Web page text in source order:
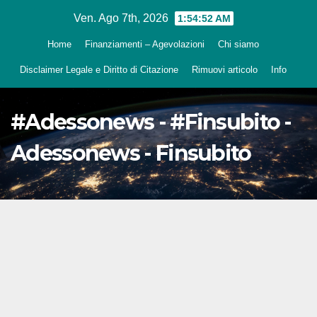
Ven. Ago 7th, 2026 1:54:53 AM
Home Finanziamenti – Agevolazioni Chi siamo
Disclaimer Legale e Diritto di Citazione Rimuovi articolo Info
#Adessonews - #Finsubito -
Adessonews - Finsubito